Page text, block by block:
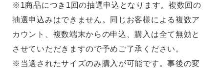
※1商品につき1回の抽選申込となります。複数回の
抽選申込みはできません。同じお客様による複数ア
カウント、複数端末からの申込、購入は全て無効と
させていただきますので予めご了承ください。
※当選されたサイズのみ購入が可能です。事後の変